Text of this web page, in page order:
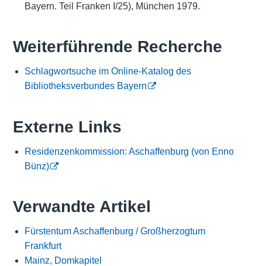
Bayern. Teil Franken I/25), München 1979.
Weiterführende Recherche
Schlagwortsuche im Online-Katalog des
Bibliotheksverbundes Bayern
Externe Links
Residenzenkommission: Aschaffenburg (von Enno
Bünz)
Verwandte Artikel
Fürstentum Aschaffenburg / Großherzogtum
Frankfurt
Mainz, Domkapitel